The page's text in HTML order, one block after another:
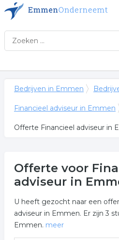
Bedrijven in Emmen
Financieel adviseur in Emmen
Offerte Financieel adviseur in
Offerte voor
adviseur in
U heeft gezocht naar een
adviseur in Emmen. Er zijn 3
Emmen. meer